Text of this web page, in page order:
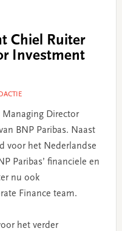
Chiel Ruiter
Investment
Director
BNP Paribas. Naast
voor het Nederlandse
Paribas’ financiele en
nu ook
Finance team.
het verder